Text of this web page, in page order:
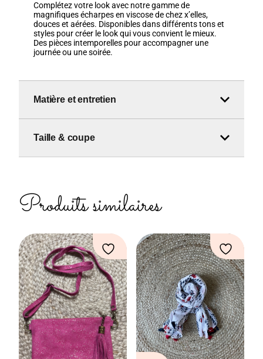
Complétez votre look avec notre gamme de
magnifiques écharpes en viscose de chez x’elles,
douces et aérées. Disponibles dans différents tons et
styles pour créer le look qui vous convient le mieux.
Des pièces intemporelles pour accompagner une
journée ou une soirée.
Matière et entretien
Taille & coupe
Produits similaires